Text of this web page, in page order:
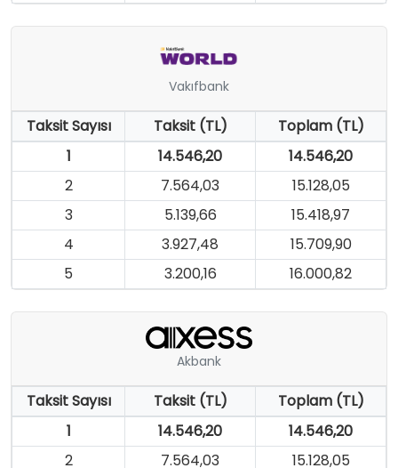
Vakıfbank
Taksit Sayısı Taksit (TL)
Toplam (TL)
1
14.546,20
14.546,20
2
7.564,03
15.128,05
3
5.139,66
15.418,97
4
3.927,48
15.709,90
5
3.200,16 16.000,82
Akbank
Taksit Sayısı Taksit (TL)
Toplam (TL)
1
14.546,20
14.546,20
2
7.564,03 15.128,05